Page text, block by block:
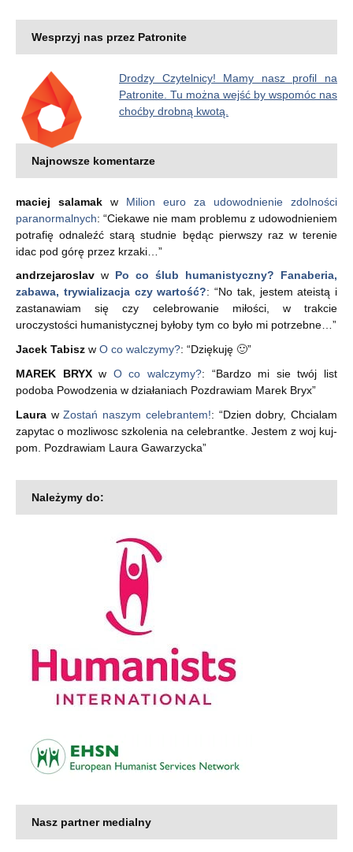
Wesprzyj nas przez Patronite
Drodzy Czytelnicy! Mamy nasz profil na
Patronite. Tu można wejść by wspomóc nas
choćby drobną kwotą.
Najnowsze komentarze
maciej salamak w Milion euro za udowodnienie zdolności
paranormalnych: “Ciekawe nie mam problemu z udowodnieniem
potrafię odnaleźć starą studnie będąc pierwszy raz w terenie
idac pod górę przez krzaki… ”
andrzejaroslav w Po co ślub humanistyczny? Fanaberia,
zabawa, trywializacja czy wartość?: “No tak, jestem ateistą i
zastanawiam się czy celebrowanie miłości, w trakcie
uroczystości humanistycznej byłoby tym co było mi potrzebne…”
Jacek Tabisz w O co walczymy?: “Dziękuję 🙂”
MAREK BRYXw O co walczymy?: “Bardzo mi sie twój list
podoba Powodzenia w działaniach Pozdrawiam Marek Bryx”
Laura wZostań naszym celebrantem!: “Dzien dobry, Chcialam
zapytac o mozliwosc szkolenia na celebrantke. Jestem z woj kuj-
pom. Pozdrawiam Laura Gawarzycka”
Należymy do:
Nasz partner medialny